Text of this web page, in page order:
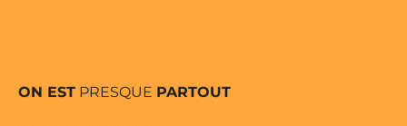
ON EST PRESQUE PARTOUT